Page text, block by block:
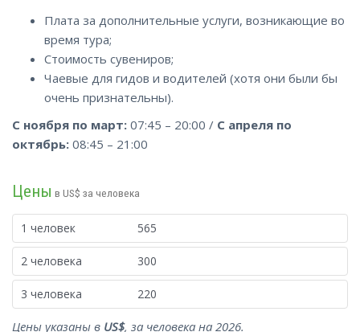
Плата за дополнительные услуги, возникающие во
время тура;
Стоимость сувениров;
Чаевые для гидов и водителей (хотя они были бы
очень признательны).
С ноября по март: 07:45 – 20:00 / С апреля по
октябрь: 08:45 – 21:00
Цены в US$ за человека
1 человек 565
2 человека 300
3 человека 220
Цены указаны в US$, за человека на 2026.